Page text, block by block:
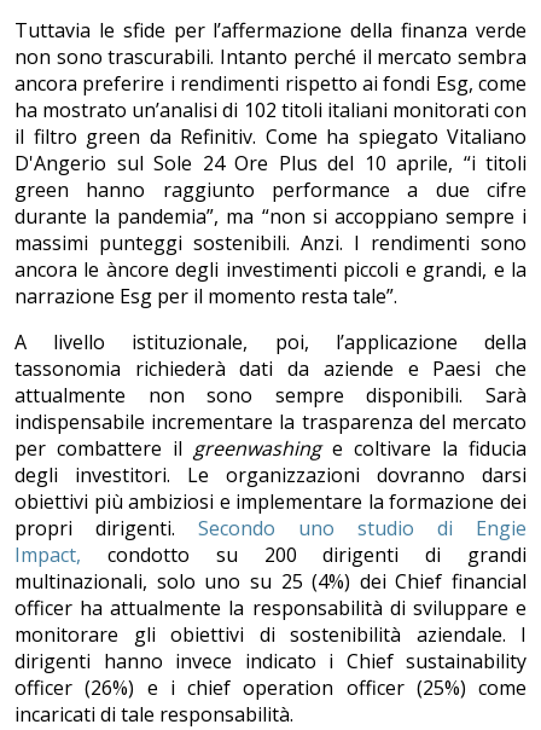
Tuttavia le sfide per l’affermazione della finanza verde
non sono trascurabili. Intanto perché il mercato sembra
ancora preferire i rendimenti rispetto ai fondi Esg, come
ha mostrato un’analisi di 102 titoli italiani monitorati con
il filtro green da Refinitiv. Come ha spiegato Vitaliano
D'Angerio sul Sole 24 Ore Plus del 10 aprile, “i titoli
green hanno raggiunto performance a due cifre
durante la pandemia”, ma “non si accoppiano sempre i
massimi punteggi sostenibili. Anzi. I rendimenti sono
ancora le àncore degli investimenti piccoli e grandi, e la
narrazione Esg per il momento resta tale”.
A livello istituzionale, poi, l’applicazione della
tassonomia richiederà dati da aziende e Paesi che
attualmente non sono sempre disponibili. Sarà
indispensabile incrementare la trasparenza del mercato
per combattere il greenwashinge coltivare la fiducia
degli investitori. Le organizzazioni dovranno darsi
obiettivi più ambiziosi e implementare la formazione dei
propri dirigenti. Secondo uno studio di Engie
Impact, condotto su 200 dirigenti di grandi
multinazionali, solo uno su 25 (4%) dei Chief financial
officer ha attualmente la responsabilità di sviluppare e
monitorare gli obiettivi di sostenibilità aziendale. I
dirigenti hanno invece indicato i Chief sustainability
officer (26%) e i chief operation officer (25%) come
incaricati di tale responsabilità.